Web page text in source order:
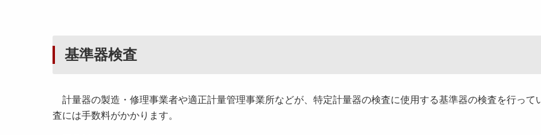
基準器検査
計量器の製造・修理事業者や適正計量管理事業所などが、特定計量器の検査に使用する基準器の検査を行って
査には手数料がかかります。